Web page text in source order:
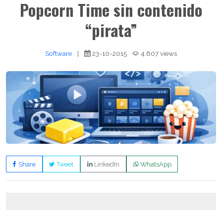
Popcorn Time sin contenido
“pirata”
Software | 23-10-2015 4,607 views
Share Tweet LinkedIn WhatsApp